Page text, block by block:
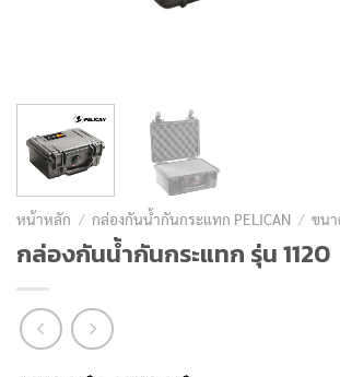
หน้าหลัก / กล่องกันน้ำกันกระแทก PELICAN / ขนา
กล่องกันน้ำกันกระแทก รุ่น 1120